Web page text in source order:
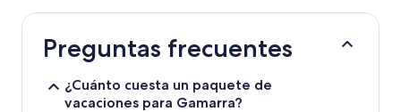
últimas
horas,Preguntas frecuentes
¿Cuánto cuesta un paquete de
vacaciones para Gamarra?